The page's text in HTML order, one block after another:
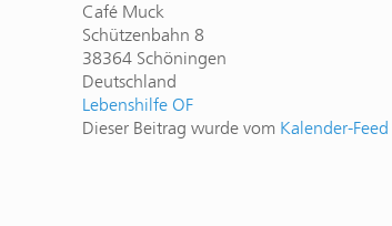
Café Muck
Schützenbahn 8
38364 Schöningen
Deutschland
Lebenshilfe OF
Dieser Beitrag wurde vom Kalender-Feed